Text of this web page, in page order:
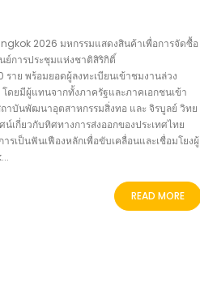
2026 มหกรรมแสดงสินค้าเพื่อการจัดซื้อ
ย์การประชุมแห่งชาติสิริกิติ์
าย พร้อมยอดผู้ลงทะเบียนเข้าชมงานล่วง
ดยมีผู้แทนจากทั้งภาครัฐและภาคเอกชนเข้า
าบันพัฒนาอุตสาหกรรมสิ่งทอ และ จิรบูลย์ วิทย
กี่ยวกับทิศทางการส่งออกของประเทศไทย
เป็นฟันเฟืองหลักเพื่อขับเคลื่อนและเชื่อมโยงผู้
READ MORE